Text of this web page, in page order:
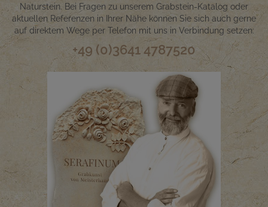
Naturstein. Bei Fragen zu unserem Grabstein-Katalog oder
aktuellen Referenzen in Ihrer Nähe können Sie sich auch gerne
auf direktem Wege per Telefon mit uns in Verbindung setzen:
+49 (0)3641 4787520